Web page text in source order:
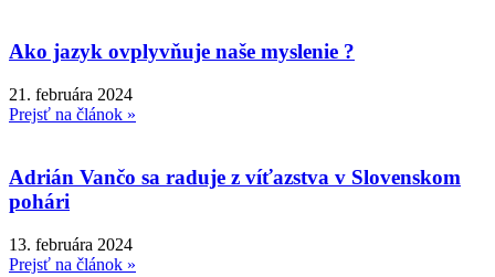
Ako jazyk ovplyvňuje naše myslenie ?
21. februára 2024
Prejsť na článok »
Adrián Vančo sa raduje z víťazstva v Slovenskom
pohári
13. februára 2024
Prejsť na článok »